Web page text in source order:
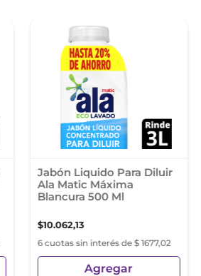
Jabón Liquido Para Diluir
Ala Matic Máxima
Blancura 500 Ml
$10.062,13
6 cuotas sin interés de $ 1677,02
Agregar